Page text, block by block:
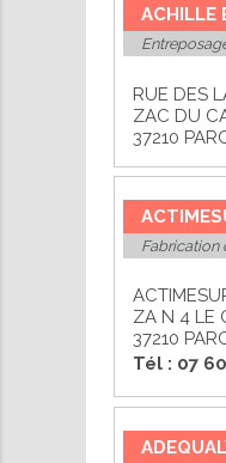
ACHILLE
RUE DES
ZAC DU
37210
Fabrication
ZA N 4 LE
37210
Tél : 07